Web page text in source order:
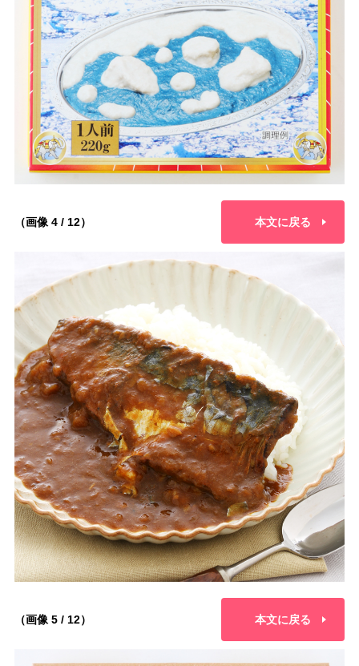
（画像 4 / 12） 本文に戻る
（画像 5 / 12） 本文に戻る